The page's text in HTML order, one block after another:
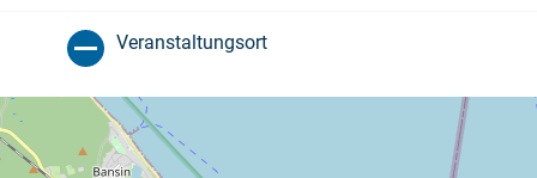
Veranstaltungsort